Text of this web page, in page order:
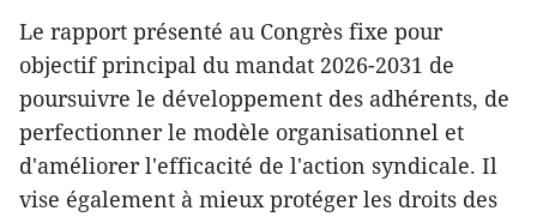
Le rapport présenté au Congrès fixe pour
objectif principal du mandat 2026-2031 de
poursuivre le développement des adhérents, de
perfectionner le modèle organisationnel et
d'améliorer l'efficacité de l'action syndicale. Il
vise également à mieux protéger les droits des